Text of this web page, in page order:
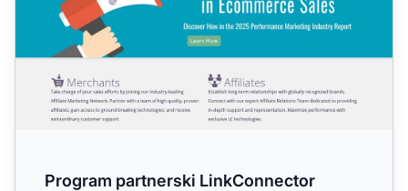
Program partnerski LinkConnector